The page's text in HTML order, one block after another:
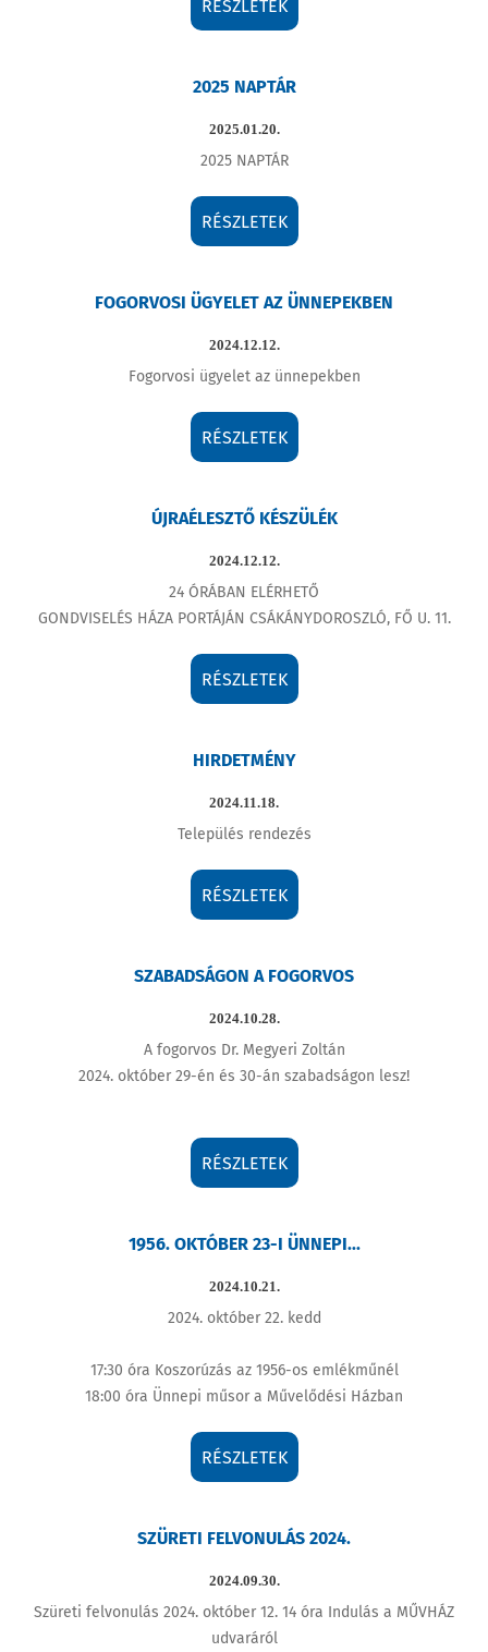
RÉSZLETEK
2025 NAPTÁR
2025.01.20.
2025 NAPTÁR
RÉSZLETEK
FOGORVOSI ÜGYELET AZ ÜNNEPEKBEN
2024.12.12.
Fogorvosi ügyelet az ünnepekben
RÉSZLETEK
ÚJRAÉLESZTŐ KÉSZÜLÉK
2024.12.12.
24 ÓRÁBAN ELÉRHETŐ
GONDVISELÉS HÁZA PORTÁJÁN CSÁKÁNYDOROSZLÓ, FŐ U. 11.
RÉSZLETEK
HIRDETMÉNY
2024.11.18.
Település rendezés
RÉSZLETEK
SZABADSÁGON A FOGORVOS
2024.10.28.
A fogorvos Dr. Megyeri Zoltán
2024. október 29-én és 30-án szabadságon lesz!
RÉSZLETEK
1956. OKTÓBER 23-I ÜNNEPI...
2024.10.21.
2024. október 22. kedd
17:30 óra Koszorúzás az 1956-os emlékműnél
18:00 óra Ünnepi műsor a Művelődési Házban
RÉSZLETEK
SZÜRETI FELVONULÁS 2024.
2024.09.30.
Szüreti felvonulás 2024. október 12. 14 óra Indulás a MŰVHÁZ
udvaráról